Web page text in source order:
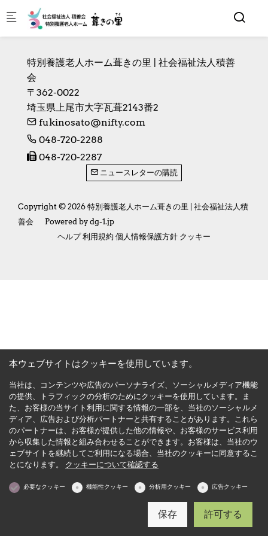
Skip to main content
特別養護老人ホーム葺きの里 | 社会福祉法人積善
会
〒362-0022
埼玉県上尾市大字瓦葺2143番2
fukinosato@nifty.com
048-720-2288
048-720-2287
ニュースレターの購読
Copyright © 2026 特別養護老人ホーム葺きの里 | 社会福祉法人積
善会
Powered by dg-1.jp
ヘルプ利用規約 個人情報保護方針 クッキー
本ウェブサイトはクッキーを使用しています。
当社は、コンテンツや広告のパーソナライズ、ソーシャルメディア機能
の提供、トラフィックの分析のためにクッキーを使用しています。ま
た、お客様の当サイト利用に関する情報の一部を、当社のソーシャルメ
ディア、広告および分析パートナーと共有することがあります。これら
のパートナーは、お客様が提供した他の情報や、お客様のサービス利用
から収集した情報と組み合わせることができます。お客様は、当社のウ
ェブサイトを継続してご利用になる場合、当社のクッキーに同意するこ
とになります。 クッキーについて確認する
必要なクッキー 機能性クッキー 分析用クッキー 広告クッキー
許可する
保存